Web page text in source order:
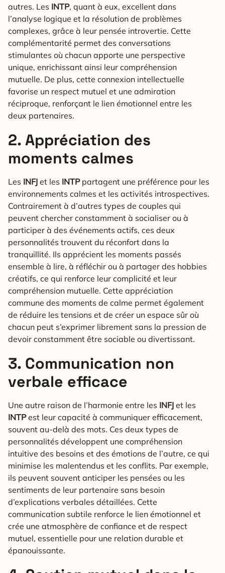
autres. Les INTP, quant à eux, excellent dans
l’analyse logique et la résolution de problèmes
complexes, grâce à leur pensée introvertie. Cette
complémentarité permet des conversations
stimulantes où chacun apporte une perspective
unique, enrichissant ainsi leur compréhension
mutuelle. De plus, cette connexion intellectuelle
favorise un respect mutuel et une admiration
réciproque, renforçant le lien émotionnel entre les
deux partenaires.
2. Appréciation des
moments calmes
Les INFJ et les INTPpartagent une préférence pour les
environnements calmes et les activités introspectives.
Contrairement à d’autres types de couples qui
peuvent chercher constamment à socialiser ou à
participer à des événements actifs, ces deux
personnalités trouvent du réconfort dans la
tranquillité. Ils apprécient les moments passés
ensemble à lire, à réfléchir ou à partager des hobbies
créatifs, ce qui renforce leur complicité et leur
compréhension mutuelle. Cette appréciation
commune des moments de calme permet également
de réduire les tensions et de créer un espace sûr où
chacun peut s’exprimer librement sans la pression de
devoir constamment être sociable ou divertissant.
3. Communication non
verbale efficace
Une autre raison de l’harmonie entre les INFJ et les
INTPest leur capacité à communiquer efficacement,
souvent au-delà des mots. Ces deux types de
personnalités développent une compréhension
intuitive des besoins et des émotions de l’autre, ce qui
minimise les malentendus et les conflits. Par exemple,
ils peuvent souvent anticiper les pensées ou les
sentiments de leur partenaire sans besoin
d’explications verbales détaillées. Cette
communication subtile renforce le lien émotionnel et
crée une atmosphère de confiance et de respect
mutuel, essentielle pour une relation durable et
épanouissante.